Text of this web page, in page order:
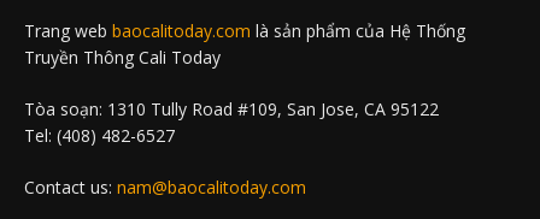
Trang web baocalitoday.com là sản phẩm của Hệ Thống
Truyền Thông Cali Today
Tòa soạn: 1310 Tully Road #109, San Jose, CA 95122
Tel: (408) 482-6527
Contact us: nam@baocalitoday.com